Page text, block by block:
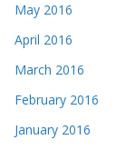
May 2016
April 2016
March 2016
February 2016
January 2016